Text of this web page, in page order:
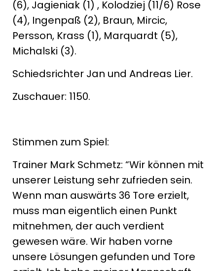
(6), Jagieniak (1) , Kolodziej (11/6) Rose
(4), Ingenpaß (2), Braun, Mircic,
Persson, Krass (1), Marquardt (5),
Michalski (3).
Schiedsrichter Jan und Andreas Lier.
Zuschauer: 1150.
Stimmen zum Spiel:
Trainer Mark Schmetz: “Wir können mit
unserer Leistung sehr zufrieden sein.
Wenn man auswärts 36 Tore erzielt,
muss man eigentlich einen Punkt
mitnehmen, der auch verdient
gewesen wäre. Wir haben vorne
unsere Lösungen gefunden und Tore